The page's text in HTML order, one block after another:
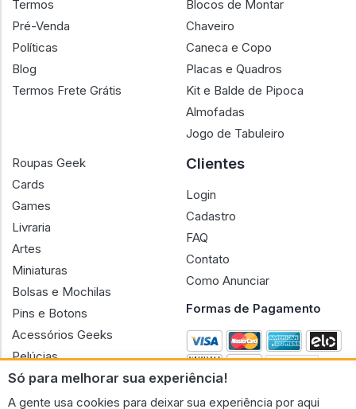
Só para melhorar sua experiência!
A gente usa cookies para deixar sua experiência por aqui
Termos
Pré-Venda
Políticas
Blog
Termos Frete Grátis
Blocos de Montar
Chaveiro
Caneca e Copo
Placas e Quadros
Kit e Balde de Pipoca
Almofadas
Jogo de Tabuleiro
Roupas Geek
Cards
Games
Livraria
Artes
Miniaturas
Bolsas e Mochilas
Pins e Botons
Acessórios Geeks
Pelúcias
Bonecas
Clientes
Login
Cadastro
FAQ
Contato
Como Anunciar
Formas de Pagamento